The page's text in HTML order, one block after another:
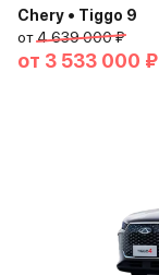
Chery • Tiggo 9
от4 639 000 ₽
от 3 533 000 ₽